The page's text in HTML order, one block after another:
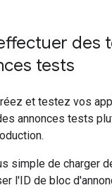
des
tests
et testez vos
annonces tests
simple de charger
l'ID de bloc